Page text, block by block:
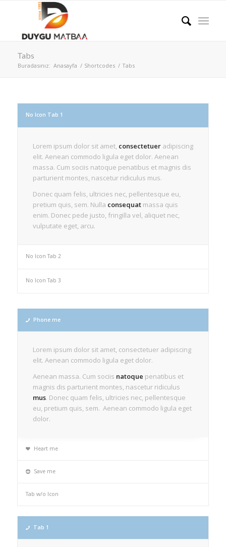
Tabs
Buradasınız: Anasayfa / Shortcodes / Tabs
No Icon Tab 1
Lorem ipsum dolor sit amet, consectetueradipiscing
elit. Aenean commodo ligula eget dolor. Aenean
massa. Cum sociis natoque penatibus et magnis dis
parturient montes, nascetur ridiculus mus.
Donec quam felis, ultricies nec, pellentesque eu,
pretium quis, sem. Nulla consequatmassa quis
enim. Donec pede justo, fringilla vel, aliquet nec,
vulputate eget, arcu.
No Icon Tab 2
No Icon Tab 3
Phone me
Lorem ipsum dolor sit amet, consectetuer adipiscing
elit. Aenean commodo ligula eget dolor.
Aenean massa. Cum sociis natoque penatibus et
magnis dis parturient montes, nascetur ridiculus
mus. Donec quam felis, ultricies nec, pellentesque
eu, pretium quis, sem. Aenean commodo ligula eget
dolor.
Heart me
Save me
Tab w/o Icon
Tab 1